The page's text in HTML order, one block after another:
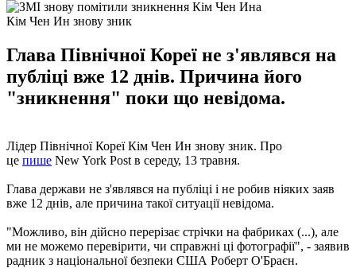
Кім Чен Ин знову зник
Глава Північної Кореї не з'являвся на
публіці вже 12 днів. Причина його
"зникнення" поки що невідома.
Лідер Північної Кореї Кім Чен Ин знову зник. Про
це пише New York Post в середу, 13 травня.
Глава держави не з'являвся на публіці і не робив ніяких заяв
вже 12 днів, але причина такої ситуації невідома.
"Можливо, він дійсно перерізає стрічки на фабриках (...), але
ми не можемо перевірити, чи справжні ці фотографії", - заявив
радник з національної безпеки США Роберт О'Браєн.